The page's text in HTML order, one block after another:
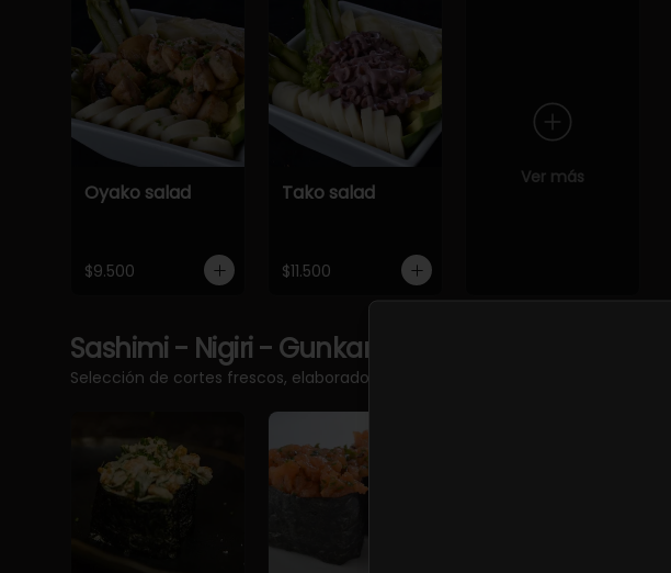
Oyako salad
$9.500
Tako salad
$11.500
Ver más
Sashimi - Nigiri - Gunkan
Selección de cortes frescos, elaborados con pescado de primera calidad y